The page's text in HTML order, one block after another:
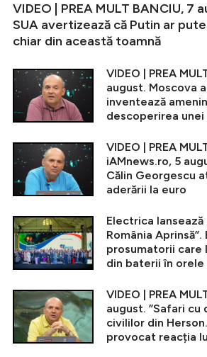
VIDEO | PREA MULT BANCIU, 7
SUA avertizează că Putin ar
chiar din această toamnă
VIDEO | PREA
august. Moscova
inventează
descoperirea
VIDEO | PREA
iAMnews.ro, 5
Călin Georgescu
aderării la euro
Electrica lansează
România
prosumatorii care
din baterii în
VIDEO | PREA
august. ”Safari cu
civililor din
provocat reacția